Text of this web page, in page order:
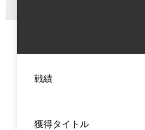
戦績
獲得タイトル